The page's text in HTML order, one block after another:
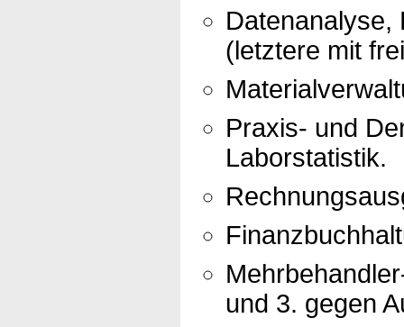
Datenanalyse,
(letztere mit
Praxis- und
Laborstatistik.
und 3. gegen